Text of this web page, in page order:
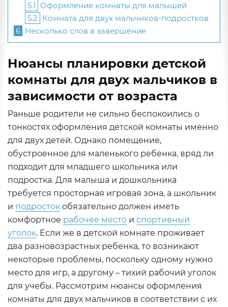
5.1 Оформление комнаты для малышей
5.2 Комната для двух мальчиков-подростков
6 Несколько слов в завершение
Нюансы планировки детской
комнаты для двух мальчиков в
зависимости от возраста
Раньше родители не сильно беспокоились о
тонкостях оформления детской комнаты именно
для двух детей. Однако помещение,
обустроенное для маленького ребёнка, вряд ли
подходит для младшего школьника или
подростка. Для малыша и дошкольника
требуется просторная игровая зона, а школьник
и подросток обязательно должен иметь
комфортное рабочее место и спортивный
уголок. Если же в детской комнате проживает
два разновозрастных ребенка, то возникают
некоторые проблемы, поскольку одному нужно
место для игр, а другому – тихий рабочий уголок
для учебы. Рассмотрим нюансы оформления
комнаты для двух мальчиков в соответствии с их